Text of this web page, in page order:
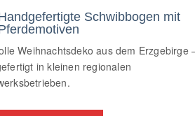
Schwibbogen mit
Weihnachtsdeko aus dem Erzgebirge
in kleinen regionalen